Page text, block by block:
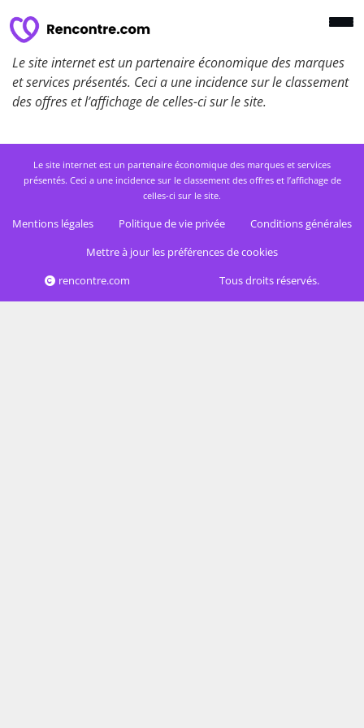
Le site internet est un partenaire économique des marques
et services présentés. Ceci a une incidence sur le classement
des offres et l’affichage de celles-ci sur le site.
Le site internet est un partenaire économique des marques et services
présentés. Ceci a une incidence sur le classement des offres et l’affichage de
celles-ci sur le site.
Mentions légales Politique de vie privée
Conditions générales
Mettre à jour les préférences de cookies
rencontre.com
Tous droits réservés.